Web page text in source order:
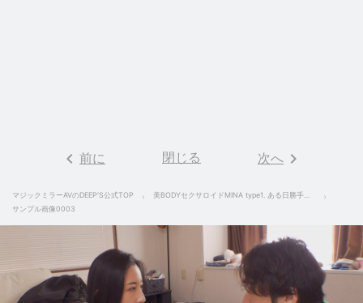
keyboard_arrow_left 前に 閉じる 次へ keyboard_arrow_right
マジックミラーAVのDEEP'S公式TOP
サンプル画像0003